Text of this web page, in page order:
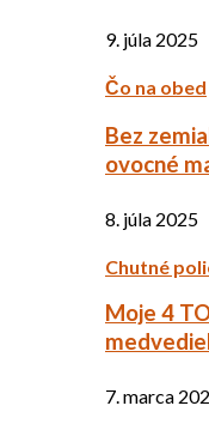
9. júla 2025
Čo na obed
Bez
ovocné
8. júla 2025
Chutné
Moje 4
7. marca